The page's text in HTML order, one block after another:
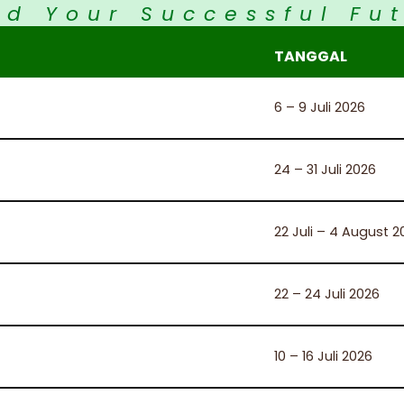
Your Successful
TANGGAL
6 – 9 Juli 2026
24 – 31 Juli 2026
22 Juli – 4 August
22 – 24 Juli 2026
10 – 16 Juli 2026